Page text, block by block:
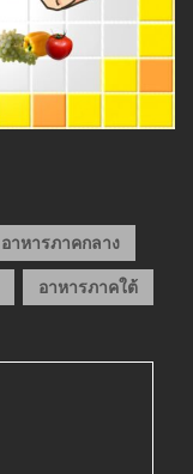
อาหารภาคกลาง
อาหารภาคใต้